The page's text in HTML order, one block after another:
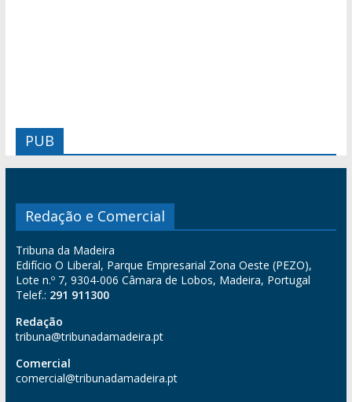
PUB
Redação e Comercial
Tribuna da Madeira
Edifício O Liberal, Parque Empresarial Zona Oeste (PEZO),
Lote n.º 7, 9304-006 Câmara de Lobos, Madeira, Portugal
Telef.: 291 911300
Redação
tribuna@tribunadamadeira.pt
Comercial
comercial@tribunadamadeira.pt